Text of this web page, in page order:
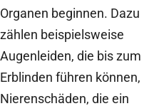
Organen beginnen. Dazu
zählen beispielsweise
Augenleiden, die bis zum
Erblinden führen können,
Nierenschäden, die ein